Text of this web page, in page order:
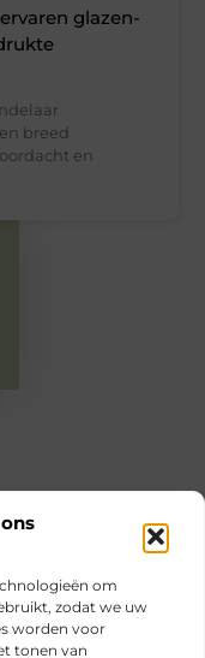
om
zodat we uw
worden voor
tonen van
glazen-
breed
en